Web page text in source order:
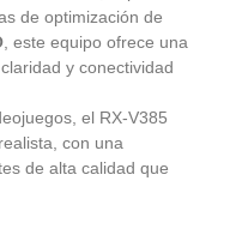
de optimización de
, este equipo ofrece una
y conectividad
el RX-V385
con una
de alta calidad que